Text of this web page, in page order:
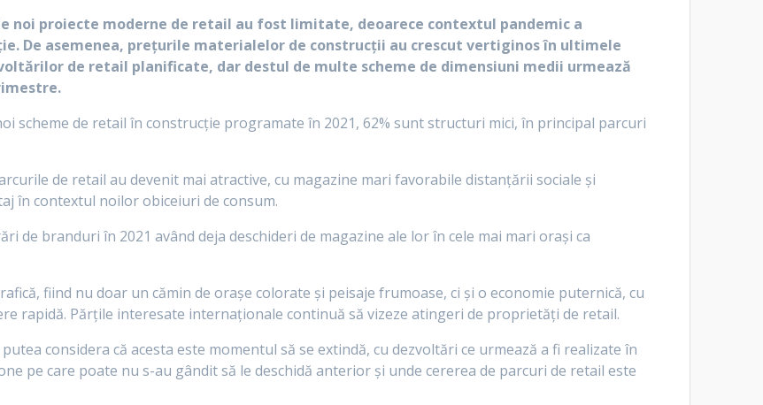
noi proiecte moderne de retail au fost limitate, deoarece contextul pandemic a
De asemenea, prețurile materialelor de construcții au crescut vertiginos în ultimele
de retail planificate, dar destul de multe scheme de dimensiuni medii urmează
scheme de retail în construcție programate în 2021, 62% sunt structuri mici, în principal parcuri
de retail au devenit mai atractive, cu magazine mari favorabile distanțării sociale și
în contextul noilor obiceiuri de consum.
de branduri în 2021 având deja deschideri de magazine ale lor în cele mai mari orași ca
fiind nu doar un cămin de orașe colorate și peisaje frumoase, ci și o economie puternică, cu
rapidă. Părțile interesate internaționale continuă să vizeze atingeri de proprietăți de retail.
considera că acesta este momentul să se extindă, cu dezvoltări ce urmează a fi realizate în
pe care poate nu s-au gândit să le deschidă anterior și unde cererea de parcuri de retail este